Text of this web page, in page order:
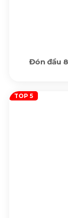
Đón đầu